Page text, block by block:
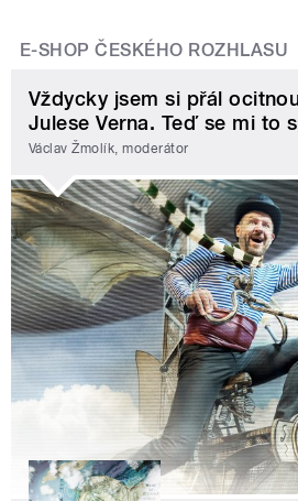
E-SHOP ČESKÉHO ROZHLASU
Vždycky jsem si přál
Julese Verna. Teď se mi to
Václav Žmolík, moderátor